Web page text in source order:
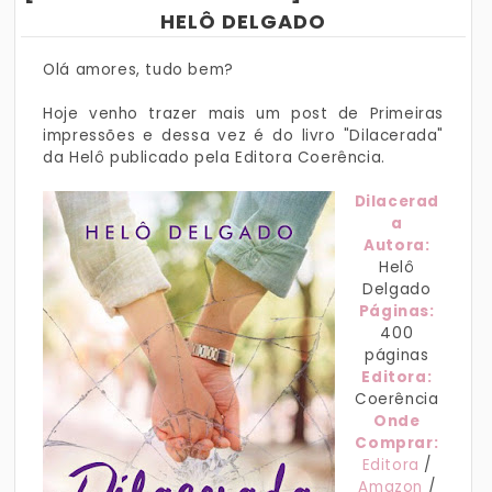
HELÔ DELGADO
Olá amores, tudo bem?
Hoje venho trazer mais um post de Primeiras
impressões e dessa vez é do livro "Dilacerada"
da Helô publicado pela Editora Coerência.
Dilacerad
a
Autora:
Helô
Delgado
Páginas:
400
páginas
Editora:
Coerência
Onde
Comprar:
Editora /
Amazon /